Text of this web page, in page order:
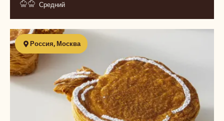
Средний
Россия, Москва
Romain
Dufour
"Современная
выпечка"